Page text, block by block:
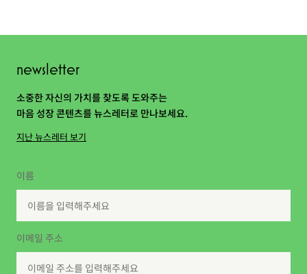
newsletter
소중한 자신의 가치를 찾도록 도와주는
마음 성장 콘텐츠를 뉴스레터로 만나보세요.
지난 뉴스레터 보기
이름
이메일 주소